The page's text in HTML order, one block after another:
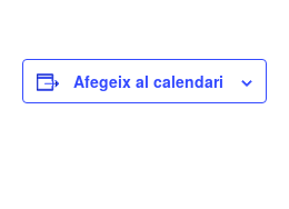
Afegeix al calendari